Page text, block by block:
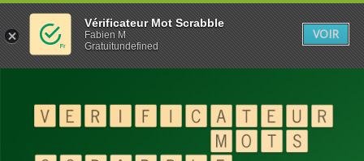
Vérificateur Mot Scrabble
Fabien M
Gratuitundefined
VOIR